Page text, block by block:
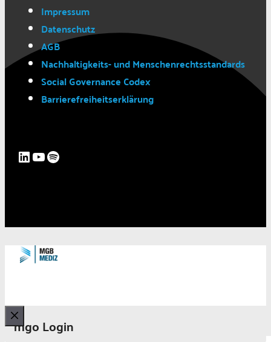
Impressum
Datenschutz
AGB
Nachhaltigkeits- und Menschenrechtsstandards
Social Governance Codex
Barrierefreiheitserklärung
LinkedIn
YouTube
Spotify
mgo Login
Schließen